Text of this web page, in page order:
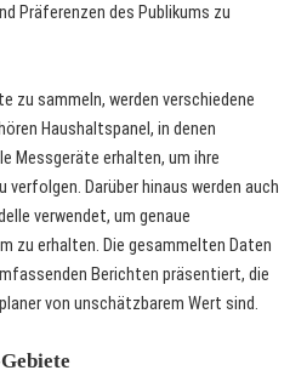
Präferenzen des Publikums zu
zu sammeln, werden verschiedene
Haushaltspanel, in denen
Messgeräte erhalten, um ihre
verfolgen. Darüber hinaus werden auch
verwendet, um genaue
zu erhalten. Die gesammelten Daten
Berichten präsentiert, die
von unschätzbarem Wert sind.